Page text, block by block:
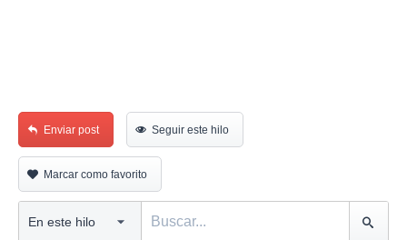
Enviar post Seguir este hilo
Marcar como favorito